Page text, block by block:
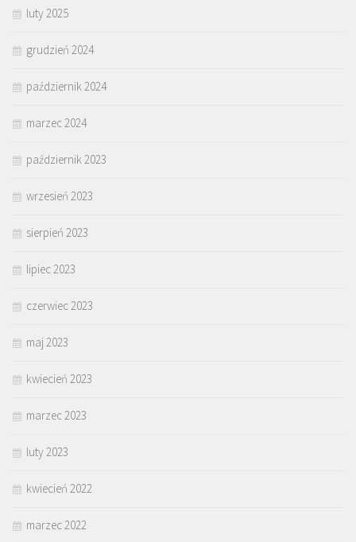
luty 2025
grudzień 2024
październik 2024
marzec 2024
październik 2023
wrzesień 2023
sierpień 2023
lipiec 2023
czerwiec 2023
maj 2023
kwiecień 2023
marzec 2023
luty 2023
kwiecień 2022
marzec 2022